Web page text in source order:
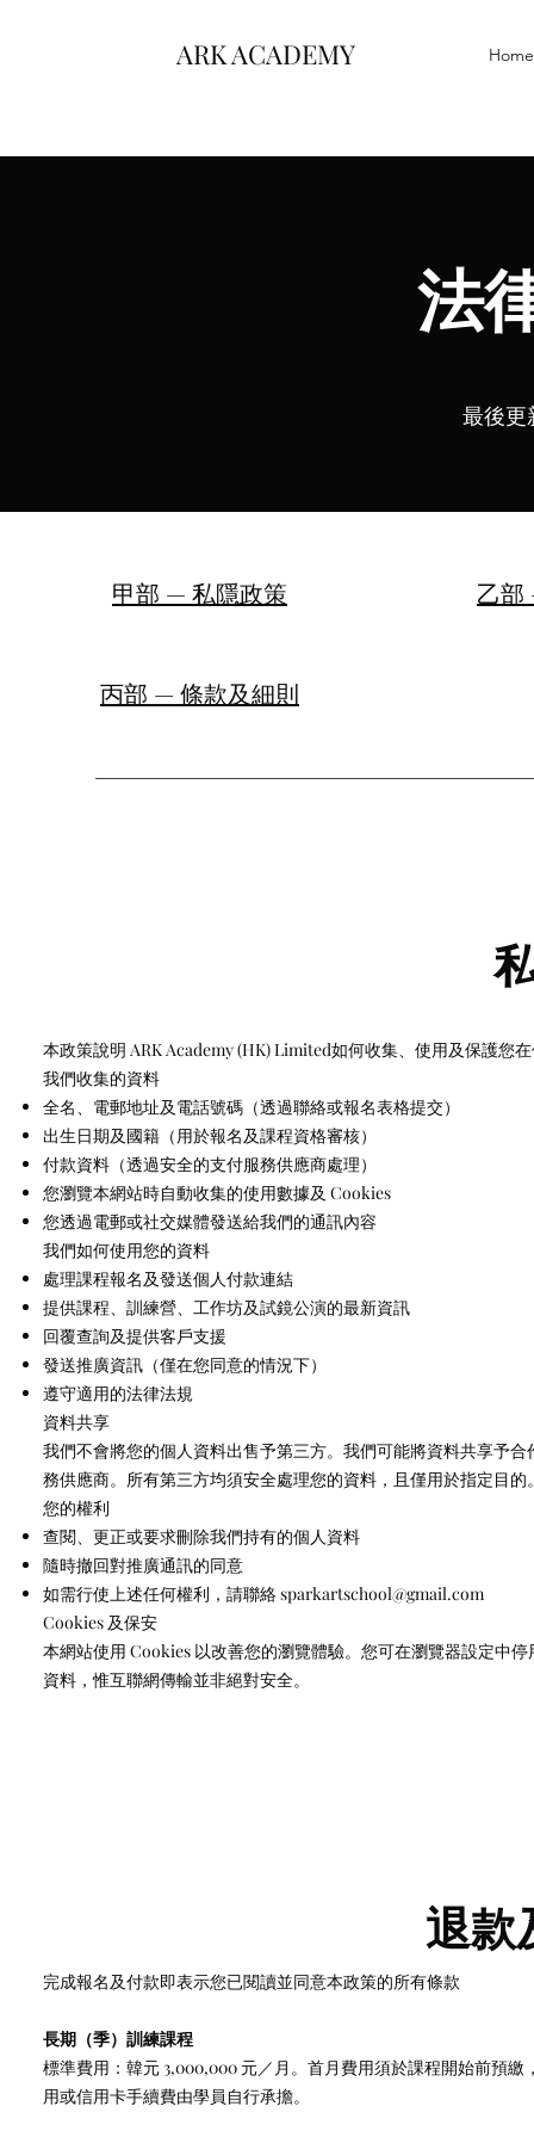
ARK ACADEMY Home
法
最後更
甲部 — 私隱政策 乙部
丙部 — 條款及細則
本政策說明 ARK Academy (HK) Limited如何收集、使用及保護您
我們收集的資料
全名、電郵地址及電話號碼（透過聯絡或報名表格提交）
出生日期及國籍（用於報名及課程資格審核）
付款資料（透過安全的支付服務供應商處理）
您瀏覽本網站時自動收集的使用數據及 Cookies
您透過電郵或社交媒體發送給我們的通訊內容
我們如何使用您的資料
處理課程報名及發送個人付款連結
提供課程、訓練營、工作坊及試鏡公演的最新資訊
回覆查詢及提供客戶支援
發送推廣資訊（僅在您同意的情況下）
遵守適用的法律法規
資料共享
我們不會將您的個人資料出售予第三方。我們可能將資料共享予
務供應商。所有第三方均須安全處理您的資料，且僅用於指定目的
您的權利
查閱、更正或要求刪除我們持有的個人資料
隨時撤回對推廣通訊的同意
如需行使上述任何權利，請聯絡sparkartschool@gmail.com
Cookies 及保安
本網站使用 Cookies 以改善您的瀏覽體驗。您可在瀏覽器設定中
資料，惟互聯網傳輸並非絕對安全。
退款
完成報名及付款即表示您已閱讀並同意本政策的所有條款
長期（季）訓練課程
標準費用：韓元 3,000,000 元／月。首月費用須於課程開始前預
用或信用卡手續費由學員自行承擔。